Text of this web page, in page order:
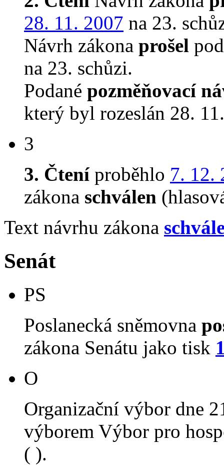
28. 11. 2007 na 23.
Návrh zákona prošel
na 23. schůzi.
Podané pozměňovací
který byl rozeslán 28.
3
3. Čteníproběhlo 7. 12.
zákona schválen
Text návrhu zákona
Senát
PS
Poslanecká sněmovna
zákona Senátu jako tisk
O
Organizační výbor dne
výborem Výbor pro
( ).